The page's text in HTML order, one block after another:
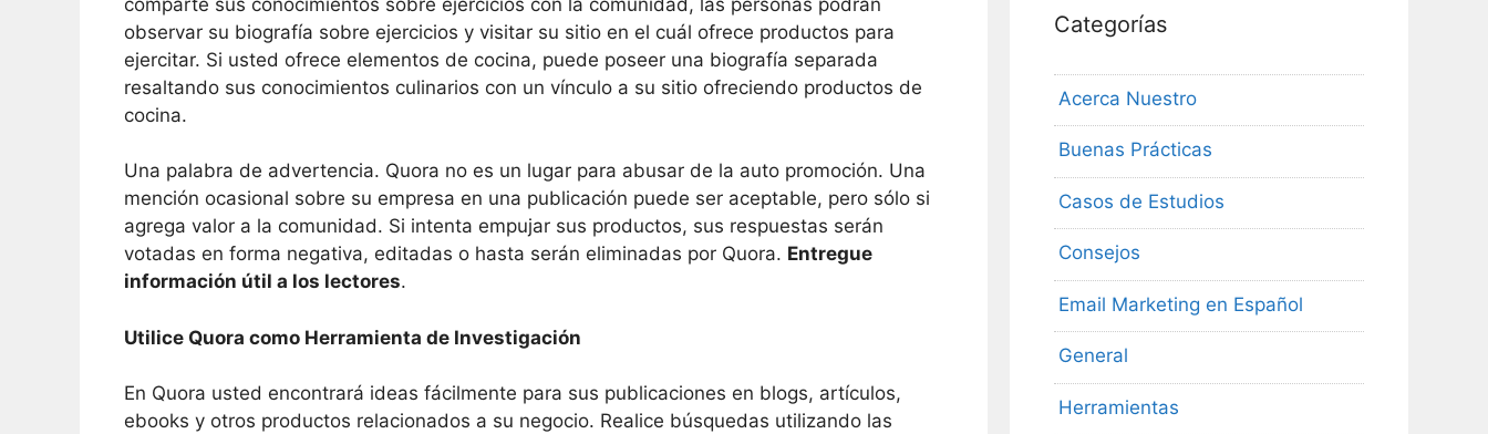
observar su biografía sobre ejercicios y visitar su sitio en el cuál ofrece productos para
ejercitar. Si usted ofrece elementos de cocina, puede poseer una biografía separada
resaltando sus conocimientos culinarios con un vínculo a su sitio ofreciendo productos de
cocina.
Una palabra de advertencia. Quora no es un lugar para abusar de la auto promoción. Una
mención ocasional sobre su empresa en una publicación puede ser aceptable, pero sólo si
agrega valor a la comunidad. Si intenta empujar sus productos, sus respuestas serán
votadas en forma negativa, editadas o hasta serán eliminadas por Quora. Entregue
información útil a los lectores.
Utilice Quora como Herramienta de Investigación
En Quora usted encontrará ideas fácilmente para sus publicaciones en blogs, artículos,
ebooks y otros productos relacionados a su negocio. Realice búsquedas utilizando las
Categorías
Acerca Nuestro
Buenas Prácticas
Casos de Estudios
Consejos
Email Marketing en Español
General
Herramientas